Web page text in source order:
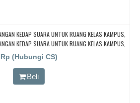
KEDAP SUARA UNTUK RUANG KELAS KAMPUS,
KEDAP SUARA UNTUK RUANG KELAS KAMPUS,
KEDAP SUARA UNTUK RUANG KELAS KAMPUS,
KEDAP SUARA UNTUK RUANG KELAS KAMPUS,
KEDAP SUARA UNTUK RUANG KELAS KAMPUS
Rp (Hubungi CS)
Beli